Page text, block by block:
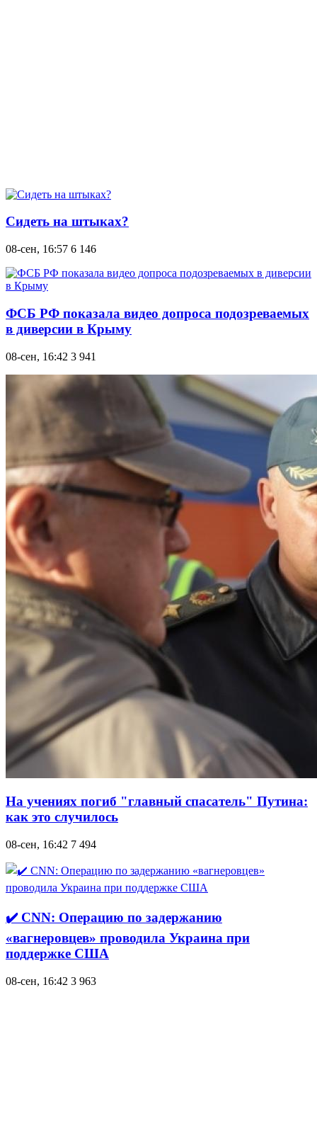
Сидеть на штыках?
08-сен, 16:57 6 146
ФСБ РФ показала видео допроса подозреваемых
в диверсии в Крыму
08-сен, 16:42 3 941
На учениях погиб "главный спасатель" Путина:
как это случилось
08-сен, 16:42 7 494
✔️ CNN: Операцию по задержанию
«вагнеровцев» проводила Украина при
поддержке США
08-сен, 16:42 3 963